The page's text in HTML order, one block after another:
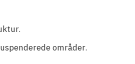
områder.